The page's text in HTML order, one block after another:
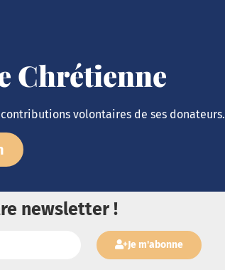
Chrétienne
volontaires de ses donateurs.
newsletter !
Je m'abonne